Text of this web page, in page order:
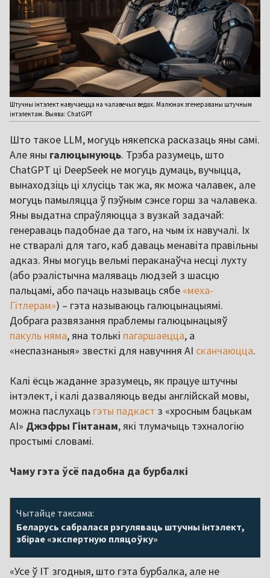
Штучны інтэлект навучаецца на чалавечых ведах. Малюнак згенераваны штучным
інтэлектам. Выява: ChatGPT
Што такое LLM, могуць някепска расказаць яны самі.
Але яны галюцынуюць. Трэба разумець, што
ChatGPT ці DeepSeek не могуць думаць, вучыцца,
вынаходзіць ці хлусіць так жа, як можа чалавек, але
могуць памыляцца ў пэўным сэнсе горш за чалавека.
Яны выдатна спраўляюцца з вузкай задачай:
генераваць падобнае да таго, на чым іх навучалі. Іх
не стваралі для таго, каб даваць менавіта правільны
адказ. Яны могуць вельмі пераканаўча несці лухту
(або рэалістычна маляваць людзей з шасцю
пальцамі, або пачаць называць сябе «меха-
Гітлерам») – гэта называюць галюцынацыямі.
Добрага развязання праблемы галюцынацыяў
пакуль няма, яна толькі пагаршаецца, а
«неспазнаныя» звесткі для навучння AI сканчаюцца.
Калі ёсць жаданне зразумець, як працуе штучны
інтэлект, і калі дазваляюць веды англійскай мовы,
можна паслухаць гэты падкаст з «хросным бацькам
AI» Джэфры Гінтанам, які тлумачыць тэхналогію
простымі словамі.
Чаму гэта ўсё падобна да бурбалкі
Чытайце таксама:
Беларусь сабралася рэгуляваць штучны інтэлект,
збірае «экспертную пляцоўку»
«Усе ў IT згодныя, што гэта бурбалка, але не